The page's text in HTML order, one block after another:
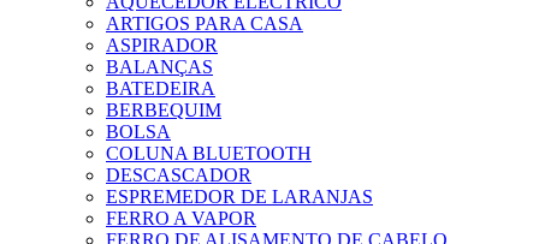
ARTIGOS PARA CASA
ASPIRADOR
BALANÇAS
BATEDEIRA
BERBEQUIM
BOLSA
COLUNA BLUETOOTH
DESCASCADOR
ESPREMEDOR DE LARANJAS
FERRO A VAPOR
FERRO DE ALISAMENTO DE CABELO